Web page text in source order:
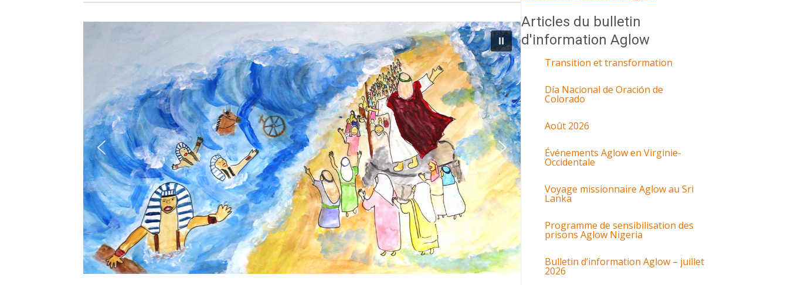
Articles du bulletin
d'information Aglow
Transition et transformation
Día Nacional de Oración de
Colorado
Août 2026
Événements Aglow en Virginie-
Occidentale
Voyage missionnaire Aglow au Sri
Lanka
Programme de sensibilisation des
prisons Aglow Nigeria
Bulletin d’information Aglow – juillet
2026